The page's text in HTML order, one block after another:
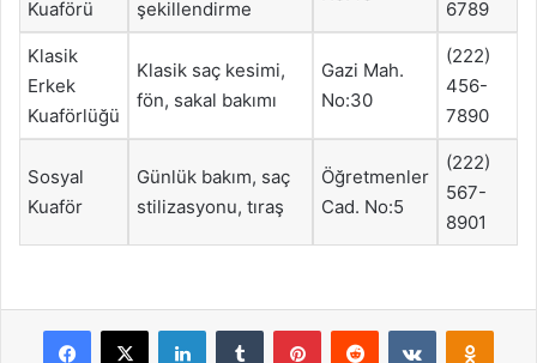
Kuaförü
şekillendirme
6789
Klasik
Erkek
Kuaförlüğü
Klasik saç kesimi,
fön, sakal bakımı
Gazi Mah.
No:30
(222)
456-
7890
Sosyal
Kuaför
Günlük bakım, saç
stilizasyonu, tıraş
Öğretmenler
Cad. No:5
(222)
567-
8901
Facebook
X LinkedInTumblr PinterestReddit VKontakte